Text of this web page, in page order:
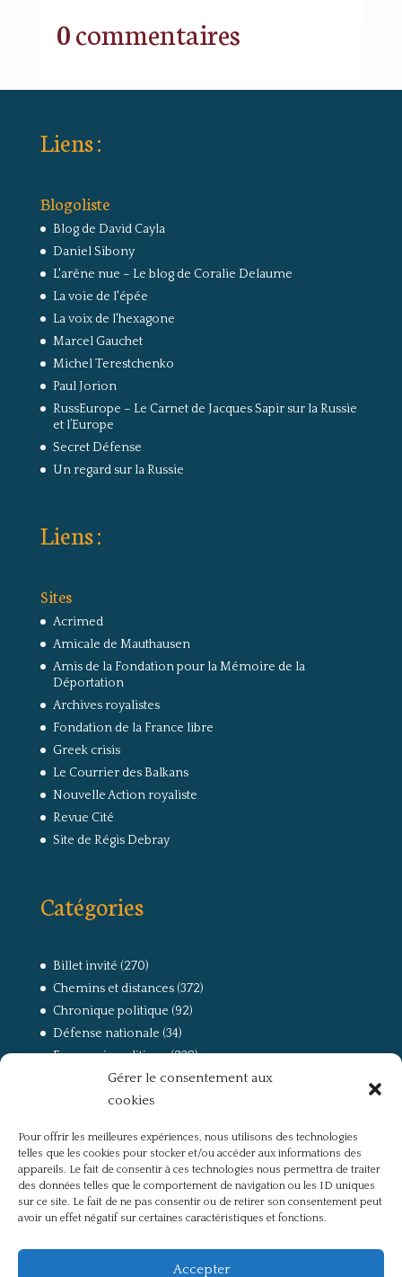
Gérer le consentement aux
cookies
Pour offrir les meilleures expériences, nous utilisons des technologies
telles que les cookies pour stocker et/ou accéder aux informations des
appareils. Le fait de consentir à ces technologies nous permettra de traiter
des données telles que le comportement de navigation ou les ID uniques
sur ce site. Le fait de ne pas consentir ou de retirer son consentement peut
avoir un effet négatif sur certaines caractéristiques et fonctions.
Accepter
0 commentaires
Liens :
Blogoliste
Blog de David Cayla
Daniel Sibony
L'arêne nue – Le blog de Coralie Delaume
La voie de l'épée
La voix de l'hexagone
Marcel Gauchet
Michel Terestchenko
Paul Jorion
RussEurope – Le Carnet de Jacques Sapir sur la Russie
et l’Europe
Secret Défense
Un regard sur la Russie
Liens :
Sites
Acrimed
Amicale de Mauthausen
Amis de la Fondation pour la Mémoire de la
Déportation
Archives royalistes
Fondation de la France libre
Greek crisis
Le Courrier des Balkans
Nouvelle Action royaliste
Revue Cité
Site de Régis Debray
Catégories
Billet invité (270)
Chemins et distances(372)
Chronique politique (92)
Défense nationale (34)
Economie politique(238)
(168)
La guerre, la Résistance et la Déportation
Non classé(42)
Partis politiques, intelligentsia, médias(750)
Présentation(4)
Références(57)